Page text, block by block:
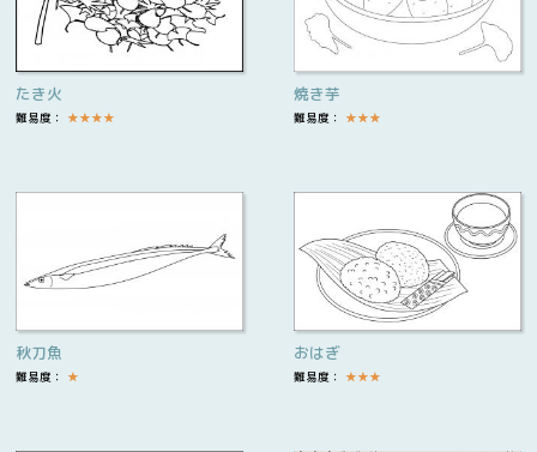
たき火
難易度： ★★★★
焼き芋
難易度： ★★★
秋刀魚
難易度： ★
おはぎ
難易度： ★★★